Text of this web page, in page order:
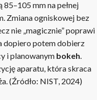
mm na pełnej
Zmiana ogniskowej bez
nie „magicznie” poprawi
dopiero potem dobierz
i planowanym bokeh.
aparatu, która skraca
(Źródło: NIST, 2024)